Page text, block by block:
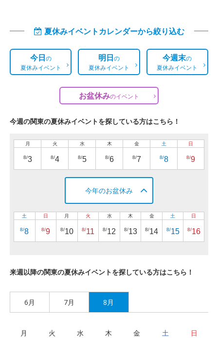
夏休みイベントカレンダーから絞り込む
今日の
夏休みイベント
明日の
夏休みイベント
今週末の
夏休みイベント
お盆休みのイベント
今週の関東の夏休みイベントを探している方はこちら！
月
8/3
火
8/4
水
8/5
木
8/6
金
8/7
土
8/8
日
8/9
今年のお盆休み
土
8/8
日
8/9
月
8/10
火
8/11
水
8/12
木
8/13
金
8/14
土
8/15
日
8/16
来週以降の関東の夏休みイベントを探している方はこちら！
6月 7月 8月
月 火 水 木 金 土 日